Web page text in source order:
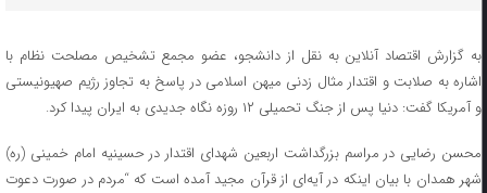
به گزارش اقتصاد آنلاین به نقل از دانشجو، عضو مجمع تشخیص مصلحت نظام با
اشاره به صلابت و اقتدار مثال زدنی میهن اسلامی در پاسخ به تجاوز رژیم صهیونیستی
و آمریکا گفت: دنیا پس از جنگ تحمیلی ۱۲ روزه نگاه جدیدی به ایران پیدا کرد.
محسن رضایی در مراسم بزرگداشت اربعین شهدای اقتدار در حسینیه امام خمینی (ره)
شهر همدان با بیان اینکه در آیه‌ای از قرآن مجید آمده است که “مردم در صورت دعوت